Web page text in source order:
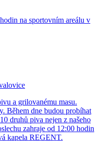
na sportovním areálu v
a grilovanému masu.
Během dne budou probíhat
druhů piva nejen z našeho
zahraje od 12:00 hodin
kapela REGENT.